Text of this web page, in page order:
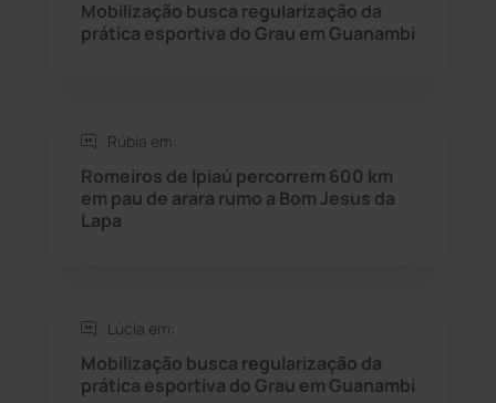
Rio do Pires (97)
Seabra
Sebastião Laranjeiras
Sudoeste Baiano
Tanhaçu (425)
Mobilização busca regularização da
prática esportiva do Grau em Guanambi
Rúbia em:
Romeiros de Ipiaú percorrem 600 km
em pau de arara rumo a Bom Jesus da
Lapa
Lúcia em:
Mobilização busca regularização da
prática esportiva do Grau em Guanambi